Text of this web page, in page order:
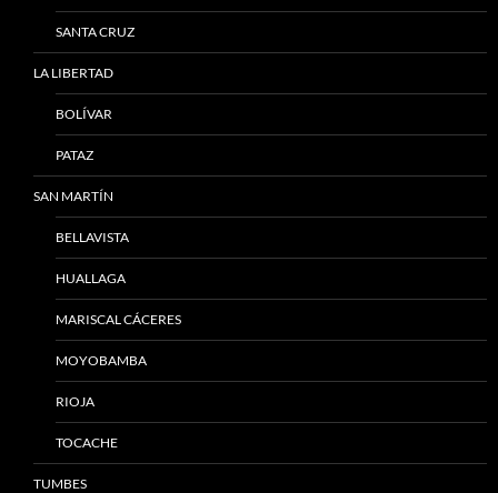
SANTA CRUZ
LA LIBERTAD
BOLÍVAR
PATAZ
SAN MARTÍN
BELLAVISTA
HUALLAGA
MARISCAL CÁCERES
MOYOBAMBA
RIOJA
TOCACHE
TUMBES